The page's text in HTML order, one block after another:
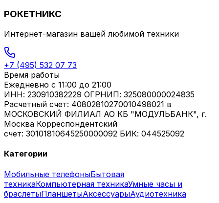
РОКЕТНИКС
Интернет-магазин вашей любимой техники
+7 (495) 532 07 73
Время работы
Ежедневно с 11:00 до 21:00
ИНН: 230910382229 ОГРНИП: 325080000024835
Расчетный счет: 40802810270010498021 в
МОСКОВСКИЙ ФИЛИАЛ АО КБ "МОДУЛЬБАНК", г.
Москва Корреспондентский
счет: 30101810645250000092 БИК: 044525092
Категории
Мобильные телефоныБытовая
техникаКомпьютерная техникаУмные часы и
браслетыПланшетыАксессуарыАудиотехника